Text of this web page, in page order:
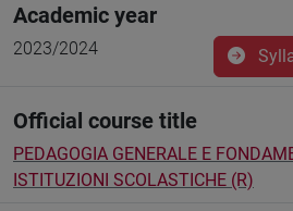
Academic year
2023/2024
Official course title
PEDAGOGIA GENERALE E
ISTITUZIONI SCOLASTICHE (R)